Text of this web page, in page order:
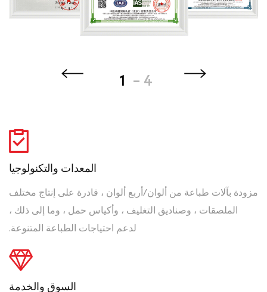
1 - 4
المعدات والتكنولوجيا
مزودة بآلات طباعة من ألوان/أربع ألوان ، قادرة على إنتاج مختلف
الملصقات ، وصناديق التغليف ، وأكياس حمل ، وما إلى ذلك ،
لدعم احتياجات الطباعة المتنوعة.
السوق والخدمة